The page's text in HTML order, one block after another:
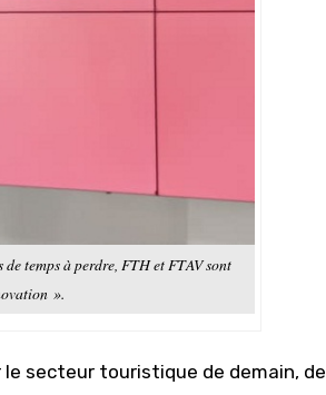
temps à perdre, FTH et FTAV sont
».
le secteur touristique de demain, de